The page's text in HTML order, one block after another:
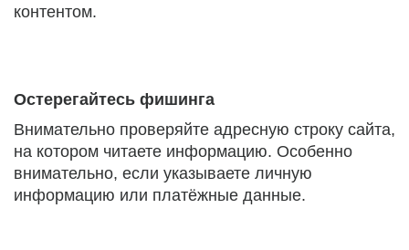
контентом.
Остерегайтесь фишинга
Внимательно проверяйте адресную строку сайта,
на котором читаете информацию. Особенно
внимательно, если указываете личную
информацию или платёжные данные.